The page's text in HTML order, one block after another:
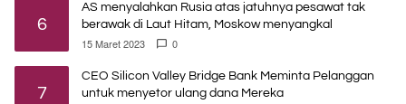
6
AS menyalahkan Rusia atas jatuhnya pesawat tak
berawak di Laut Hitam, Moskow menyangkal
15 Maret 2023 0
7
CEO Silicon Valley Bridge Bank Meminta Pelanggan
untuk menyetor ulang dana Mereka